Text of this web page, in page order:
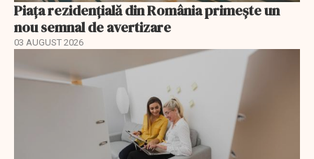
Piața rezidențială din România primește un
nou semnal de avertizare
03 AUGUST 2026